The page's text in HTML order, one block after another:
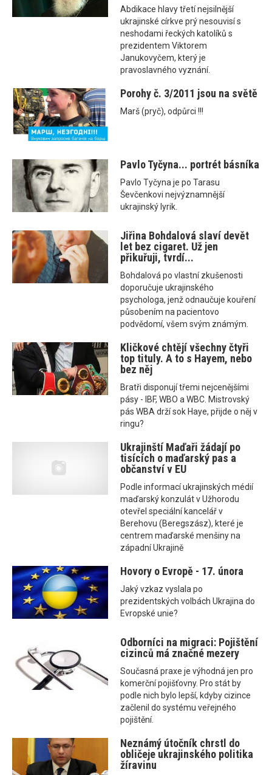
Abdikace hlavy třetí nejsilnější
ukrajinské církve prý nesouvisí s
neshodami řeckých katolíků s
prezidentem Viktorem
Janukovyčem, který je
pravoslavného vyznání.
Porohy č. 3/2011 jsou na světě
Marš (pryč), odpůrci !!!
Pavlo Tyčyna... portrét básníka
Pavlo Tyčyna je po Tarasu
Ševčenkovi nejvýznamnější
ukrajinský lyrik.
Jiřina Bohdalová slaví devět
let bez cigaret. Už jen
přikuřuji, tvrdí...
Bohdalová po vlastní zkušenosti
doporučuje ukrajinského
psychologa, jenž odnaučuje kouření
působením na pacientovo
podvědomí, všem svým známým.
Kličkové chtějí všechny čtyři
top tituly. A to s Hayem, nebo
bez něj
Bratři disponují třemi nejcenějšími
pásy - IBF, WBO a WBC. Mistrovský
pás WBA drží sok Haye, přijde o něj v
ringu?
Ukrajinští Maďaři žádají po
tisících o maďarský pas a
občanství v EU
Podle informací ukrajinských médií
maďarský konzulát v Užhorodu
otevřel speciální kancelář v
Berehovu (Beregszász), které je
centrem maďarské menšiny na
západní Ukrajině
Hovory o Evropě - 17. února
Jaký vzkaz vyslala po
prezidentských volbách Ukrajina do
Evropské unie?
Odborníci na migraci: Pojištění
cizinců má značné mezery
Současná praxe je výhodná jen pro
komerční pojišťovny. Pro stát by
podle nich bylo lepší, kdyby cizince
začlenil do systému veřejného
pojištění.
Neznámý útočník chrstl do
obličeje ukrajinského politika
žíravinu